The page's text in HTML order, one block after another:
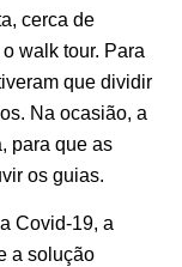
cerca de
walk tour. Para
que dividir
Na ocasião, a
para que as
os guias.
Covid-19, a
a solução